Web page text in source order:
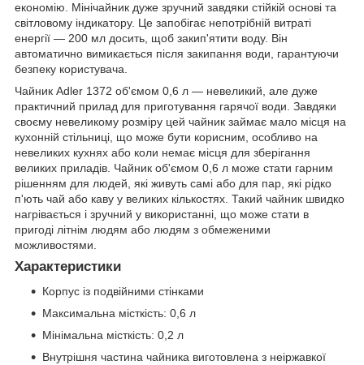
економію. Мінічайник дуже зручний завдяки стійкій основі та
світловому індикатору. Це запобігає непотрібній витраті
енергії — 200 мл досить, щоб закип'ятити воду. Він
автоматично вимикається після закипання води, гарантуючи
безпеку користувача.
Чайник Adler 1372 об'ємом 0,6 л — невеликий, але дуже
практичний прилад для приготування гарячої води. Завдяки
своєму невеликому розміру цей чайник займає мало місця на
кухонній стільниці, що може бути корисним, особливо на
невеликих кухнях або коли немає місця для зберігання
великих приладів. Чайник об'ємом 0,6 л може стати гарним
рішенням для людей, які живуть самі або для пар, які рідко
п'ють чай або каву у великих кількостях. Такий чайник швидко
нагрівається і зручний у використанні, що може стати в
пригоді літнім людям або людям з обмеженими
можливостями.
Характеристики
Корпус із подвійними стінками
Максимальна місткість: 0,6 л
Мінімальна місткість: 0,2 л
Внутрішня частина чайника виготовлена з неіржавкої